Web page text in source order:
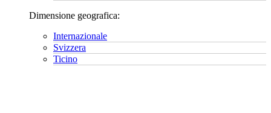
Dimensione geografica:
Internazionale
Svizzera
Ticino